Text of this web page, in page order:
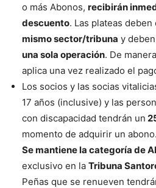
o más Abonos, recibirán
descuento. Las plateas
mismo sector/tribuna y
una sola operación. De
aplica una vez realizado el
Los socios y las socias
17 años (inclusive) y las
con discapacidad tendrán un
momento de adquirir un abono.
Se mantiene la categoría de
exclusivo en la Tribuna
Peñas que se renueven